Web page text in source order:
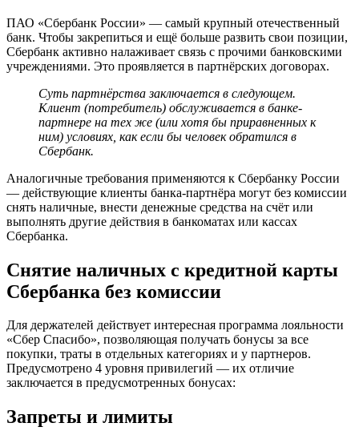
•
Лимиты
на
снятие
ПАО «Сбербанк России» — самый крупный отечественный
банк. Чтобы закрепиться и ещё больше развить свои позиции,
Сбербанк активно налаживает связь с прочими банковскими
учреждениями. Это проявляется в партнёрских договорах.
Суть партнёрства заключается в следующем.
Клиент (потребитель) обслуживается в банке-
партнере на тех же (или хотя бы приравненных к
ним) условиях, как если бы человек обратился в
Сбербанк.
Аналогичные требования применяются к Сбербанку России
— действующие клиенты банка-партнёра могут без комиссии
снять наличные, внести денежные средства на счёт или
выполнять другие действия в банкоматах или кассах
Сбербанка.
Снятие наличных с кредитной карты
Сбербанка без комиссии
Для держателей действует интересная программа лояльности
«Сбер Спасибо», позволяющая получать бонусы за все
покупки, траты в отдельных категориях и у партнеров.
Предусмотрено 4 уровня привилегий — их отличие
заключается в предусмотренных бонусах:
Запреты и лимиты